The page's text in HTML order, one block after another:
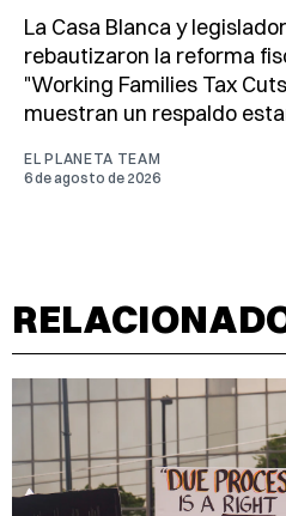
La Casa Blanca y
rebautizaron la reforma
"Working Families Tax
muestran un respaldo
EL PLANETA TEAM
6 de agosto de 2026